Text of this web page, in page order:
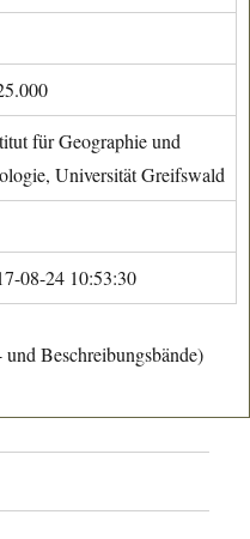
für Geographie und
Universität Greifswald
08-24 10:53:30
Beschreibungsbände)